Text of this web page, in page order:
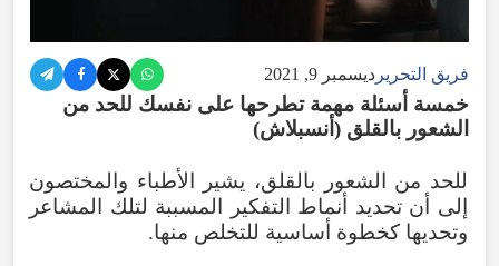
فريق التحرير ديسمبر 9, 2021
خمسة أسئلة مهمة تطرحها على نفسك للحد من
الشعور بالقلق (أنسبلاش)
للحد من الشعور بالقلق، يشير الأطباء والمختصون
إلى أن تحديد أنماط التفكير المسببة لتلك المشاعر
وتحديها كخطوة أساسية للتخلص منها.